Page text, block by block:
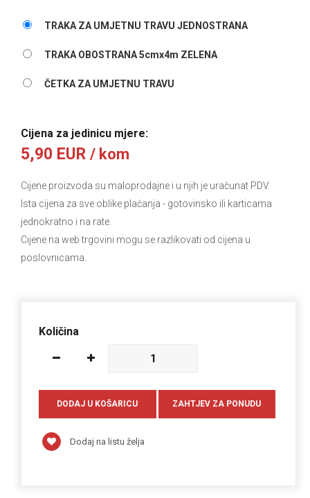
TRAKA ZA UMJETNU TRAVU JEDNOSTRANA
TRAKA OBOSTRANA 5cmx4m ZELENA
ČETKA ZA UMJETNU TRAVU
Cijena za jedinicu mjere:
5,90 EUR / kom
Cijene proizvoda su maloprodajne i u njih je uračunat PDV.
Ista cijena za sve oblike plaćanja - gotovinsko ili karticama
jednokratno i na rate.
Cijene na web trgovini mogu se razlikovati od cijena u
poslovnicama.
Količina
Dodaj na listu želja